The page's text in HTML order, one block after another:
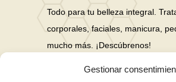
Gestionar
Todo para tu belleza integral.
corporales, faciales, manicura,
mucho más. ¡Descúbrenos!
Nuestras Redes